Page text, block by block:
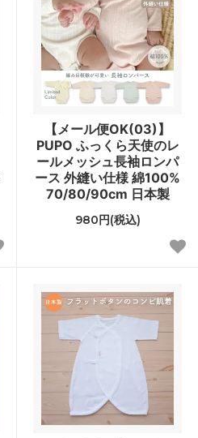
【メール便OK(03)】
PUPO ふっくら天使のレ
ールメッシュ長袖ロンパ
ース 外縫い仕様 綿100%
70/80/90cm 日本製
980円(税込)